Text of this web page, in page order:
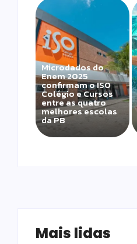
Microdados do
Enem 2025
confirmam o ISO
Colégio e Cursos
entre as quatro
melhores escolas
da PB
Mais lidas